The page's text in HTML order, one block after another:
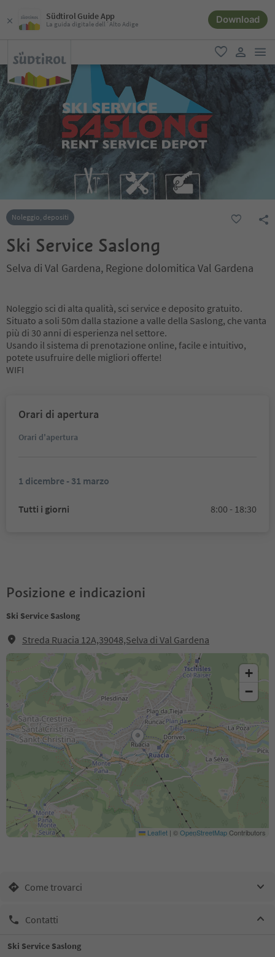
Südtirol Guide App
La guida digitale dell´Alto Adige Download
favoriti
user link
Noleggio, depositi
Ski Service Saslong
Selva di Val Gardena, Regione dolomitica Val Gardena
Noleggio sci di alta qualità, sci service e deposito gratuito.
Situato a soli 50m dalla stazione a valle della Saslong, che vanta
più di 30 anni di esperienza nel settore.
Usando il sistema di prenotazione online, facile e intuitivo,
potete usufruire delle migliori offerte!
WIFI
Orari di apertura
Orari d'apertura
1 dicembre - 31 marzo
Tutti i giorni 8:00 - 18:30
Posizione e indicazioni
Ski Service Saslong
Streda Ruacia 12A,39048,Selva di Val Gardena
+
−
Leaflet | ©OpenStreetMapContributors
Come trovarci
Contatti
Ski Service Saslong